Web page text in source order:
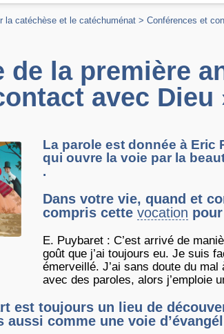
la catéchèse et le catéchuménat > Conférences et
de la première
avec Dieu
La parole est donnée à Eric
qui ouvre la voie par la
.
Dans votre vie, quand et
compris cette vocation
E. Puybaret : C’est arrivé de
goût que j’ai toujours eu. Je suis
émerveillé. J’ai sans doute du
avec des paroles, alors j’emploie
est toujours un lieu de
aussi comme une voie